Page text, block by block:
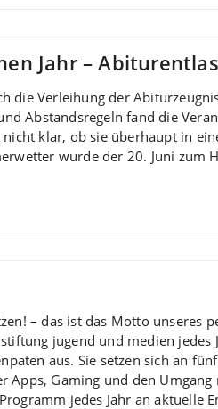
Jahr –
die Verleihung der
Abstandsregeln fand die
klar, ob sie überhaupt in
wurde der 20. Juni zum
– das ist das Motto unseres
jugend und medien jedes
aus. Sie setzen sich an
Apps, Gaming und den
jedes Jahr an aktuelle